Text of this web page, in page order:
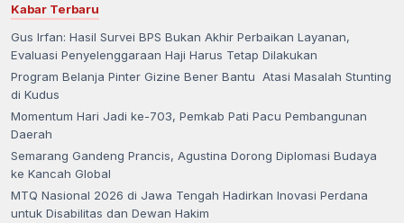
Kabar Terbaru
Gus Irfan: Hasil Survei BPS Bukan Akhir Perbaikan Layanan,
Evaluasi Penyelenggaraan Haji Harus Tetap Dilakukan
Program Belanja Pinter Gizine Bener Bantu Atasi Masalah Stunting
di Kudus
Momentum Hari Jadi ke-703, Pemkab Pati Pacu Pembangunan
Daerah
Semarang Gandeng Prancis, Agustina Dorong Diplomasi Budaya
ke Kancah Global
MTQ Nasional 2026 di Jawa Tengah Hadirkan Inovasi Perdana
untuk Disabilitas dan Dewan Hakim